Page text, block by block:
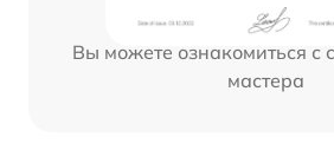
Вы можете ознакомиться с
мастера